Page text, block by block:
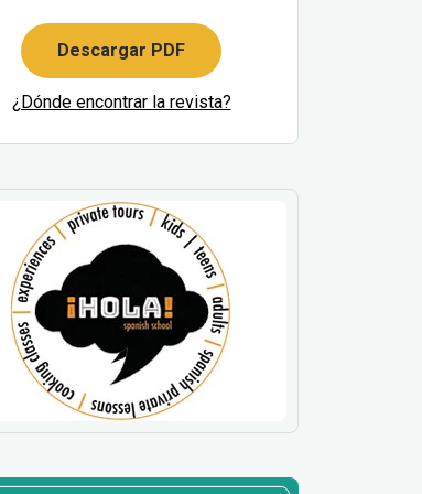
Descargar PDF
¿Dónde encontrar la revista?